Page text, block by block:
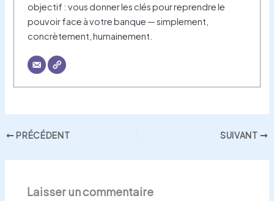
objectif : vous donner les clés pour reprendre le
pouvoir face à votre banque — simplement,
concrètement, humainement.
PRÉCÉDENT SUIVANT
Laisser un commentaire